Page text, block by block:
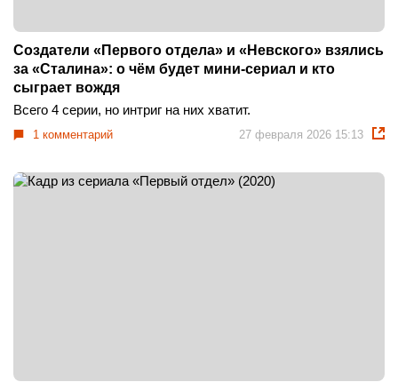
Создатели «Первого отдела» и «Невского» взялись
за «Сталина»: о чём будет мини-сериал и кто
сыграет вождя
Всего 4 серии, но интриг на них хватит.
1 комментарий 27 февраля 2026 15:13